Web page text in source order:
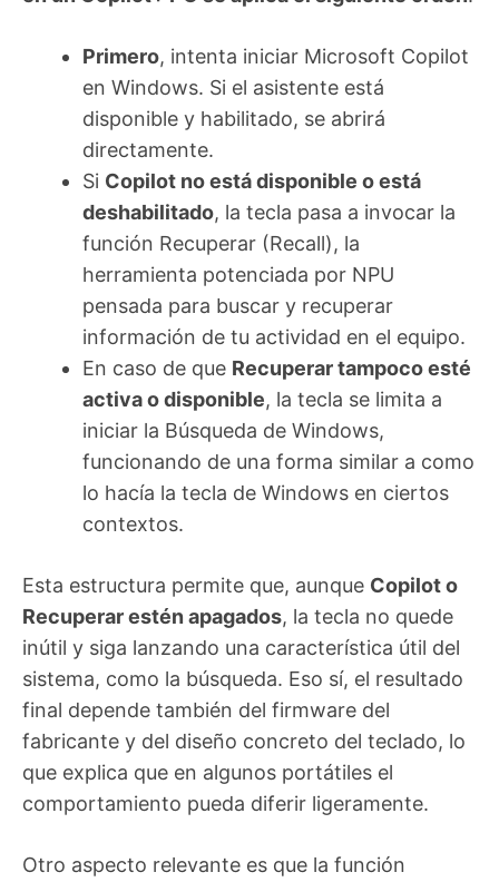
Primero, intenta iniciar Microsoft Copilot
en Windows. Si el asistente está
disponible y habilitado, se abrirá
directamente.
Si Copilot no está disponible o está
deshabilitado, la tecla pasa a invocar la
función Recuperar (Recall), la
herramienta potenciada por NPU
pensada para buscar y recuperar
información de tu actividad en el equipo.
En caso de que Recuperar tampoco esté
activa o disponible, la tecla se limita a
iniciar la Búsqueda de Windows,
funcionando de una forma similar a como
lo hacía la tecla de Windows en ciertos
contextos.
Esta estructura permite que, aunque Copilot o
Recuperar estén apagados, la tecla no quede
inútil y siga lanzando una característica útil del
sistema, como la búsqueda. Eso sí, el resultado
final depende también del firmware del
fabricante y del diseño concreto del teclado, lo
que explica que en algunos portátiles el
comportamiento pueda diferir ligeramente.
Otro aspecto relevante es que la función